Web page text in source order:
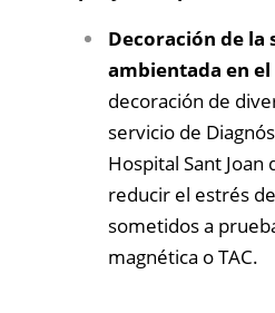
Decoración de la
ambientada en
decoración de
servicio de
Hospital Sant Joan
reducir el estrés
sometidos a
magnética o TAC.